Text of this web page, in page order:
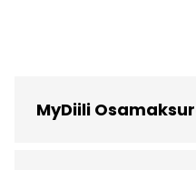
MyDiili